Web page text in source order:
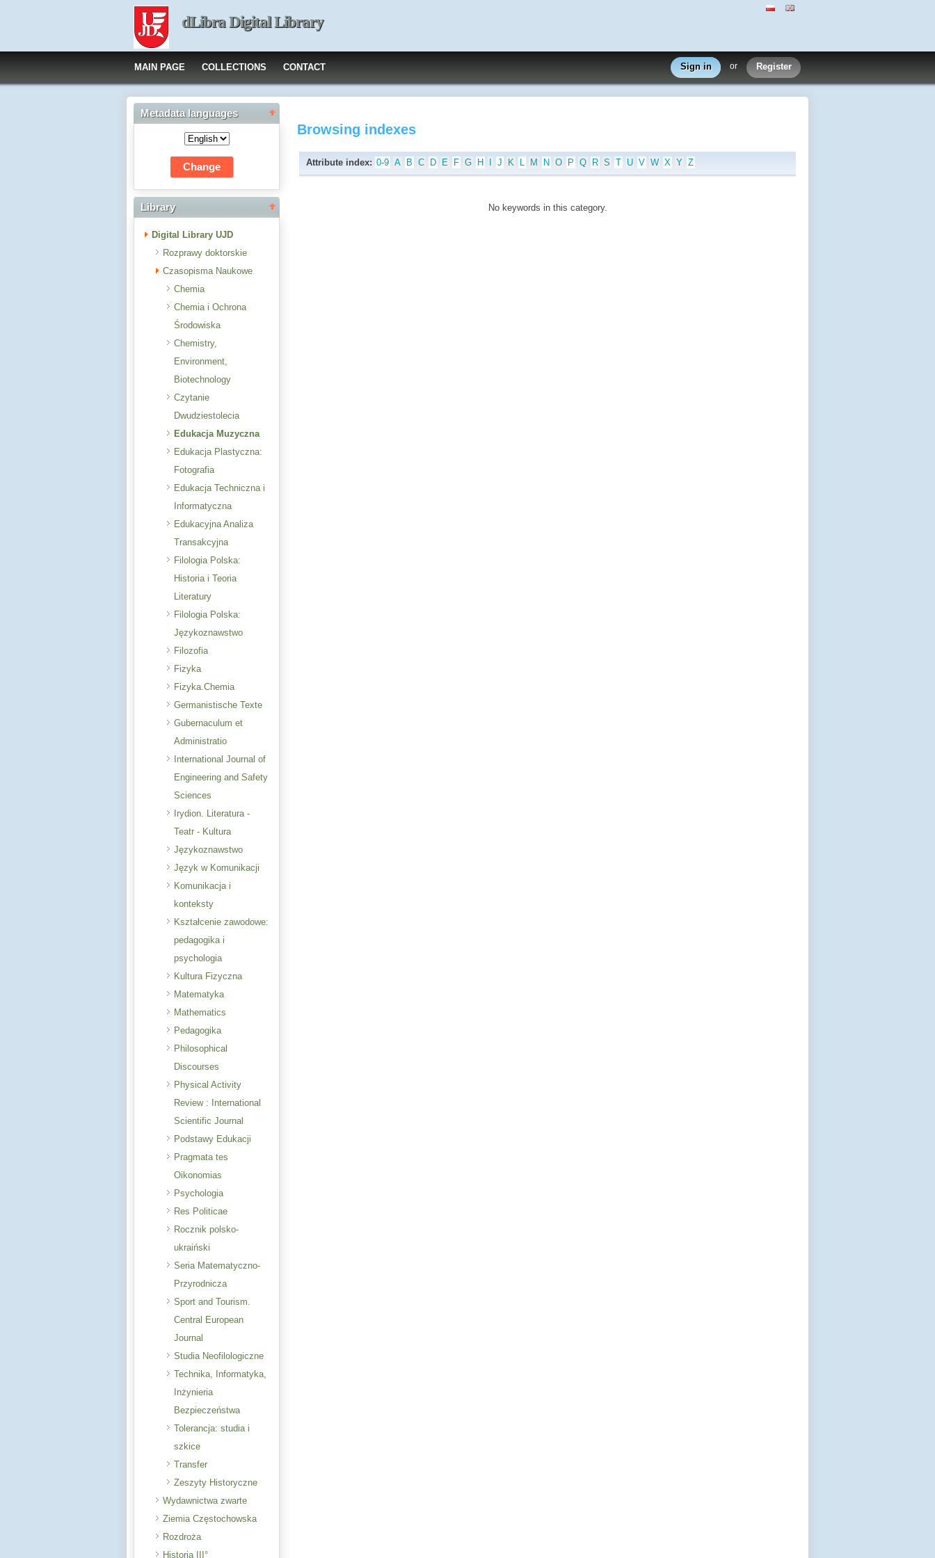
dLibra Digital Library
MAIN PAGE COLLECTIONS CONTACT Sign in or Register
Metadata languages
Library
Digital Library UJD
Rozprawy doktorskie
Czasopisma Naukowe
Chemia
Chemia i Ochrona
Środowiska
Chemistry,
Environment,
Biotechnology
Czytanie
Dwudziestolecia
Edukacja Muzyczna
Edukacja Plastyczna:
Fotografia
Edukacja Techniczna i
Informatyczna
Edukacyjna Analiza
Transakcyjna
Filologia Polska:
Historia i Teoria
Literatury
Filologia Polska:
Językoznawstwo
Filozofia
Fizyka
Fizyka.Chemia
Germanistische Texte
Gubernaculum et
Administratio
International Journal of
Engineering and Safety
Sciences
Irydion. Literatura -
Teatr - Kultura
Językoznawstwo
Język w Komunikacji
Komunikacja i
konteksty
Kształcenie zawodowe:
pedagogika i
psychologia
Kultura Fizyczna
Matematyka
Mathematics
Pedagogika
Philosophical
Discourses
Physical Activity
Review : International
Scientific Journal
Podstawy Edukacji
Pragmata tes
Oikonomias
Psychologia
Res Politicae
Rocznik polsko-
ukraiński
Seria Matematyczno-
Przyrodnicza
Sport and Tourism.
Central European
Journal
Studia Neofilologiczne
Technika, Informatyka,
Inżynieria
Bezpieczeństwa
Tolerancja: studia i
szkice
Transfer
Zeszyty Historyczne
Wydawnictwa zwarte
Ziemia Częstochowska
Rozdroża
Historia III°
Browsing indexes
Attribute index: 0-9 A B C D E F G H J K L M N O P Q R S T U V W X Y Z
No keywords in this category.